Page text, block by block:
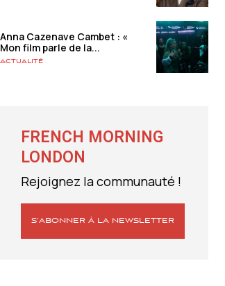
Anna Cazenave Cambet : «
Mon film parle de la...
Actualité
FRENCH MORNING
LONDON
Rejoignez la communauté !
S’ABONNER À LA NEWSLETTER